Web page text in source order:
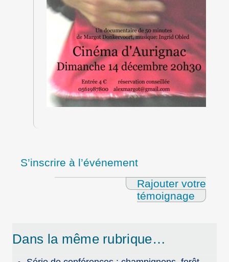
S’inscrire à l’événement
Rajouter votre
témoignage
Dans la même rubrique…